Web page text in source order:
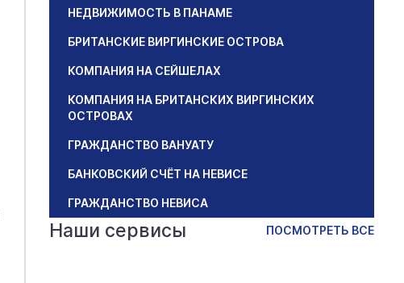
НЕДВИЖИМОСТЬ В ПАНАМЕ
БРИТАНСКИЕ ВИРГИНСКИЕ ОСТРОВА
КОМПАНИЯ НА СЕЙШЕЛАХ
КОМПАНИЯ НА БРИТАНСКИХ ВИРГИНСКИХ
ОСТРОВАХ
ГРАЖДАНСТВО ВАНУАТУ
БАНКОВСКИЙ СЧЁТ НА НЕВИСЕ
ГРАЖДАНСТВО НЕВИСА
Наши сервисы ПОСМОТРЕТЬ ВСЕ